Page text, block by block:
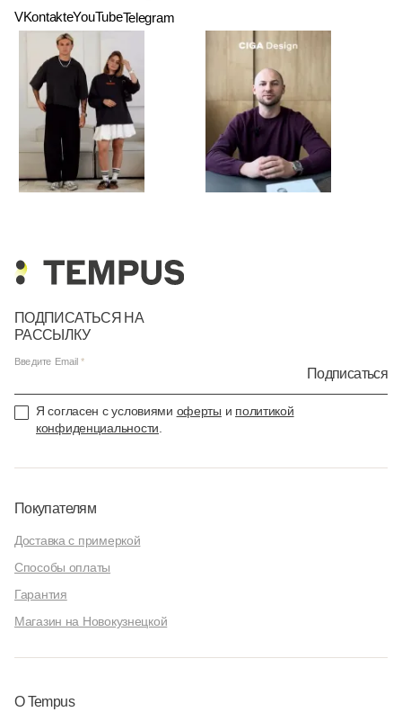
VKontakteYouTubeTelegram
ПОДПИСАТЬСЯ НА
РАССЫЛКУ
Введите Email
Подписаться
Я согласен с условиями оферты и политикой
конфиденциальности
Покупателям
Доставка с примеркой
Способы оплаты
Гарантия
Магазин на Новокузнецкой
О Tempus